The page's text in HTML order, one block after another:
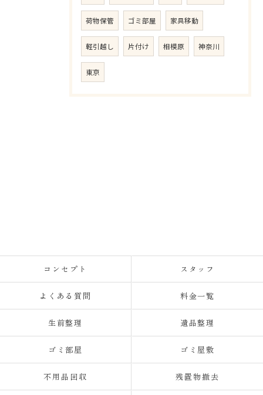
荷物保管 ゴミ部屋 家具移動
軽引越し 片付け 相模原 神奈川
東京
コンセプト スタッフ
よくある質問 料金一覧
生前整理 遺品整理
ゴミ部屋 ゴミ屋敷
不用品回収 残置物撤去